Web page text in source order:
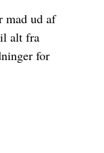
mad ud af
alt fra
for